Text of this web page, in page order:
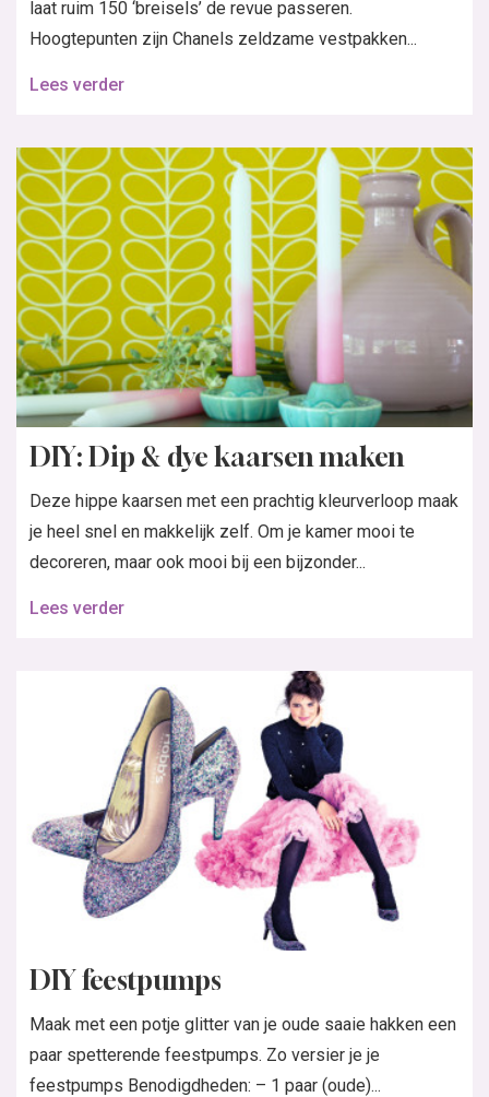
laat ruim 150 ‘breisels’ de revue passeren.
Hoogtepunten zijn Chanels zeldzame vestpakken...
Lees verder
DIY: Dip & dye kaarsen maken
Deze hippe kaarsen met een prachtig kleurverloop maak
je heel snel en makkelijk zelf. Om je kamer mooi te
decoreren, maar ook mooi bij een bijzonder...
Lees verder
DIY feestpumps
Maak met een potje glitter van je oude saaie hakken een
paar spetterende feestpumps. Zo versier je je
feestpumps Benodigdheden: – 1 paar (oude)...